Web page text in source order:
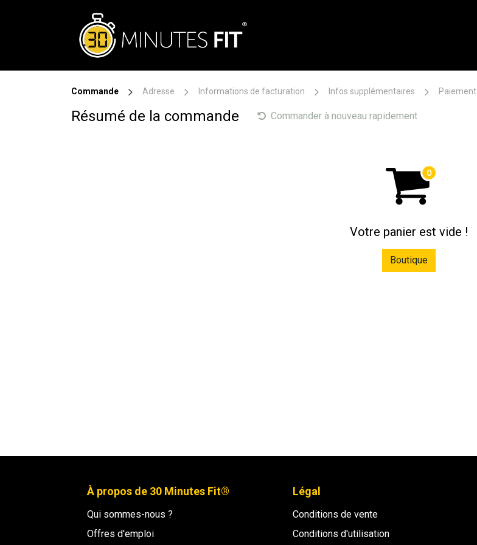
Commande Adresse Informations de facturation Infos supplémentaires Paiement
Résumé de la commande Commander à nouveau rapidement
Votre panier est vide !
Boutique
À propos de 30 Minutes Fit®
Qui sommes-nous ?
Offres d'emploi
Légal
Conditions de vente
Conditions d'utilisation